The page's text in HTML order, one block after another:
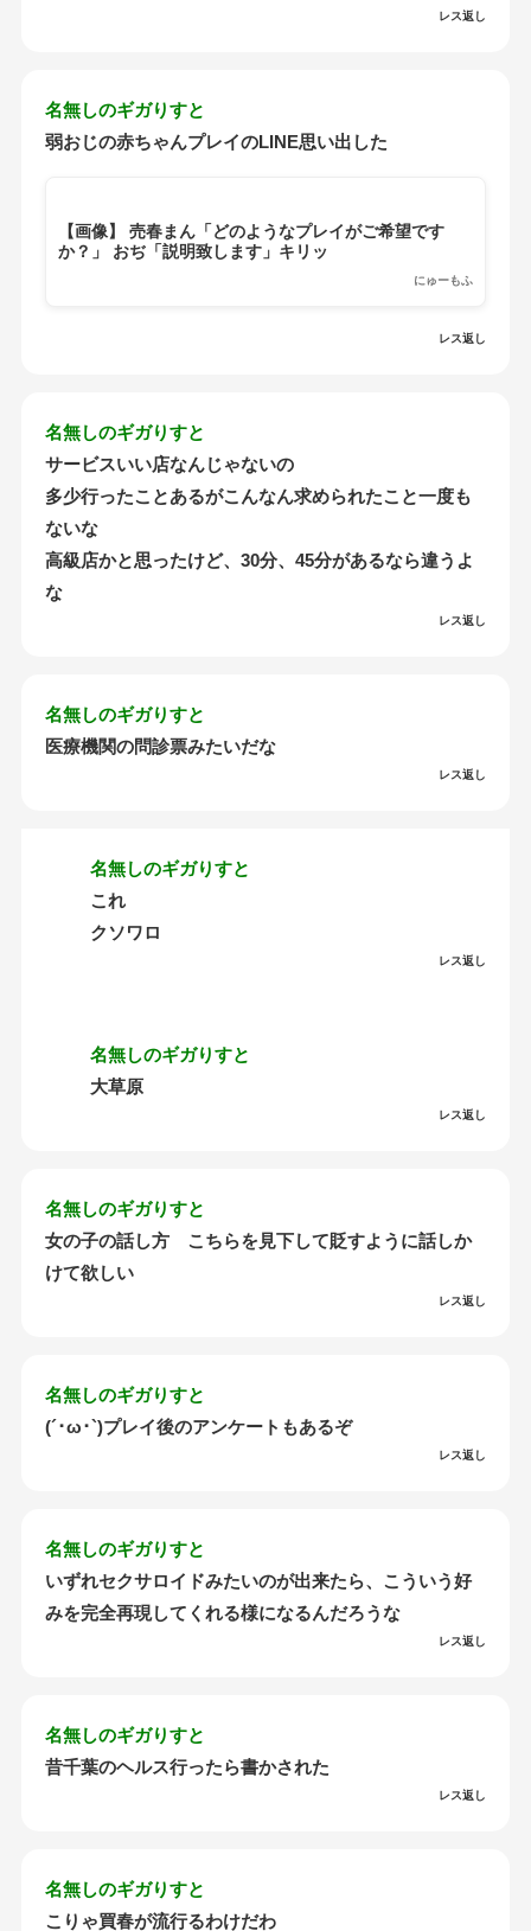
レス返し
名無しのギガりすと
弱おじの赤ちゃんプレイのLINE思い出した
【画像】 売春まん「どのようなプレイがご希望です
か？」 おぢ「説明致します」キリッ
にゅーもふ
レス返し
名無しのギガりすと
サービスいい店なんじゃないの
多少行ったことあるがこんなん求められたこと一度も
ないな
高級店かと思ったけど、30分、45分があるなら違うよ
な
レス返し
名無しのギガりすと
医療機関の問診票みたいだな
レス返し
名無しのギガりすと
これ
クソワロ
レス返し
名無しのギガりすと
大草原
レス返し
名無しのギガりすと
女の子の話し方 こちらを見下して貶すように話しか
けて欲しい
レス返し
名無しのギガりすと
(´･ω･`)プレイ後のアンケートもあるぞ
レス返し
名無しのギガりすと
いずれセクサロイドみたいのが出来たら、こういう好
みを完全再現してくれる様になるんだろうな
レス返し
名無しのギガりすと
昔千葉のヘルス行ったら書かされた
レス返し
名無しのギガりすと
こりゃ買春が流行るわけだわ